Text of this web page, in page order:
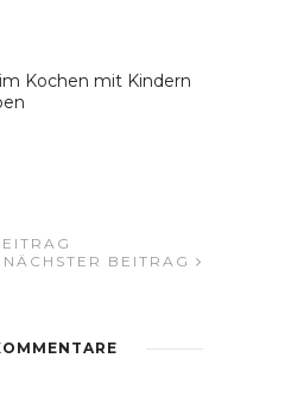
Kochen mit Kindern
NÄCHSTER BEITRAG